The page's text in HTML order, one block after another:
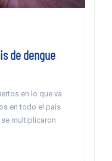
de dengue
en lo que va
en todo el país
multiplicaron